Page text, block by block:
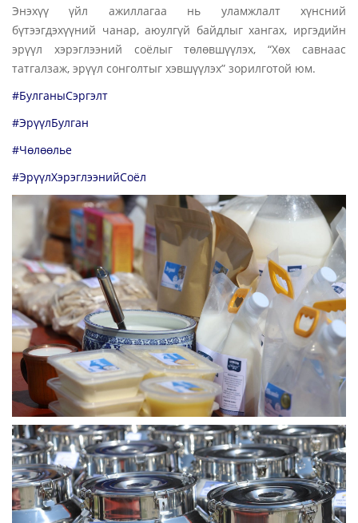
Энэхүү үйл ажиллагаа нь уламжлалт хүнсний
бүтээгдэхүүний чанар, аюулгүй байдлыг хангах, иргэдийн
эрүүл хэрэглээний соёлыг төлөвшүүлэх, “Хөх савнаас
татгалзаж, эрүүл сонголтыг хэвшүүлэх” зорилготой юм.
#БулганыСэргэлт
#ЭрүүлБулган
#Чөлөөлье
#ЭрүүлХэрэглээнийСоёл